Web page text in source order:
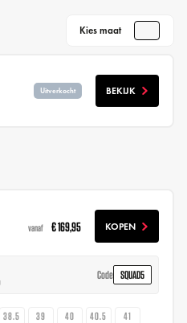
Kies maat
Uitverkocht BEKIJK
vanaf € 169,95 KOPEN
Code SQUAD5
38.5 39 40 40.5
41